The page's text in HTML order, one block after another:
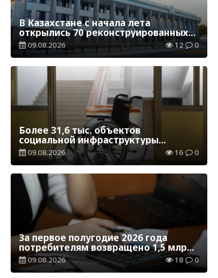
В Казахстане с начала лета
открылись 70 реконструированных
железнодорожных вокзалов
09.08.2026 12 0
Более 31,6 тыс. объектов
социальной инфраструктуры
адаптированы для лиц с
инвалидностью
09.08.2026 16 0
За первое полугодие 2026 года
потребителям возвращено 1,5 млрд
тенге
09.08.2026 18 0